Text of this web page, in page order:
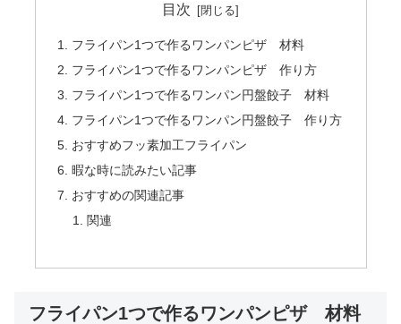
目次
フライパン1つで作るワンパンピザ 材料
フライパン1つで作るワンパンピザ 作り方
フライパン1つで作るワンパン円盤餃子 材料
フライパン1つで作るワンパン円盤餃子 作り方
おすすめフッ素加工フライパン
暇な時に読みたい記事
おすすめの関連記事
関連
フライパン1つで作るワンパンピザ 材料